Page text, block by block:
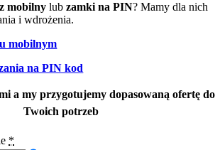
mobilny lubzamki na PIN? Mamy dla nich
i wdrożenia.
mobilnym
na PIN kod
a my przygotujemy dopasowaną ofertę do
Twoich potrzeb
*